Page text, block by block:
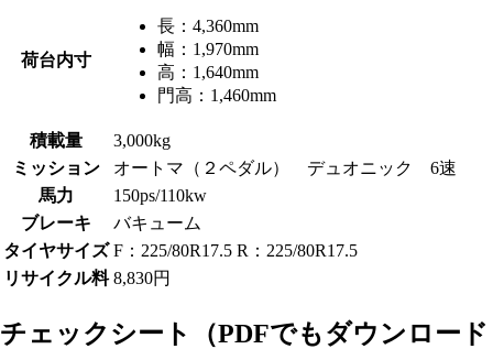
荷台内寸
長： 4,360mm
幅： 1,970mm
高： 1,640mm
門高： 1,460mm
積載量
3,000kg
ミッション
オートマ（２ペダル） デュオニック 6速
馬力
150ps/110kw
ブレーキ
バキューム
タイヤサイズ F：225/80R17.5 R：225/80R17.5
リサイクル料 8,830円
チェックシート
（PDFでもダウンロード